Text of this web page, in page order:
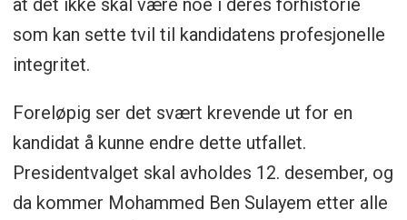
som kan sette tvil til kandidatens profesjonelle
integritet.
Foreløpig ser det svært krevende ut for en
kandidat å kunne endre dette utfallet.
Presidentvalget skal avholdes 12. desember, og
da kommer Mohammed Ben Sulayem etter alle